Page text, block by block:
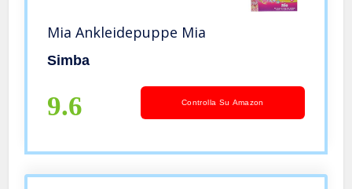
Mia Ankleidepuppe Mia
Simba
9.6 Controlla Su Amazon